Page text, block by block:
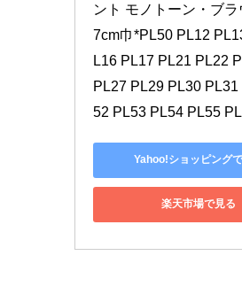
ント モノトーン・ブ
7cm巾*PL50 PL12
L16 PL17 PL21 PL22
PL27 PL29 PL30 PL31
52 PL53 PL54 PL55
Yahoo!ショッピング
楽天市場で見る